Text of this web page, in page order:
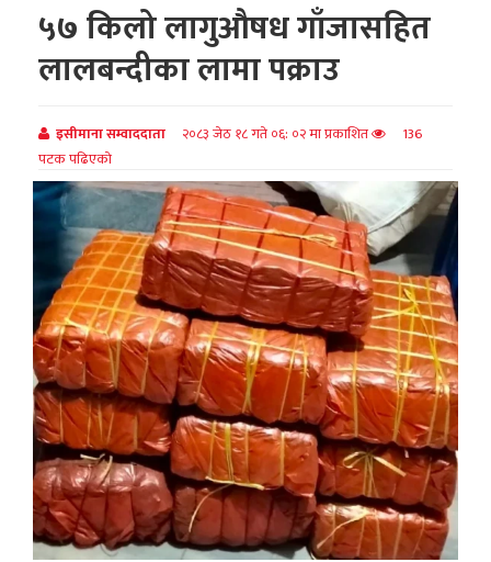
५७ किलो लागुऔषध गाँजासहित
लालबन्दीका लामा पक्राउ
इसीमाना सम्वाददाता २०८३ जेठ १८ गते ०६: ०२ मा प्रकाशित
136
पटक पढिएको